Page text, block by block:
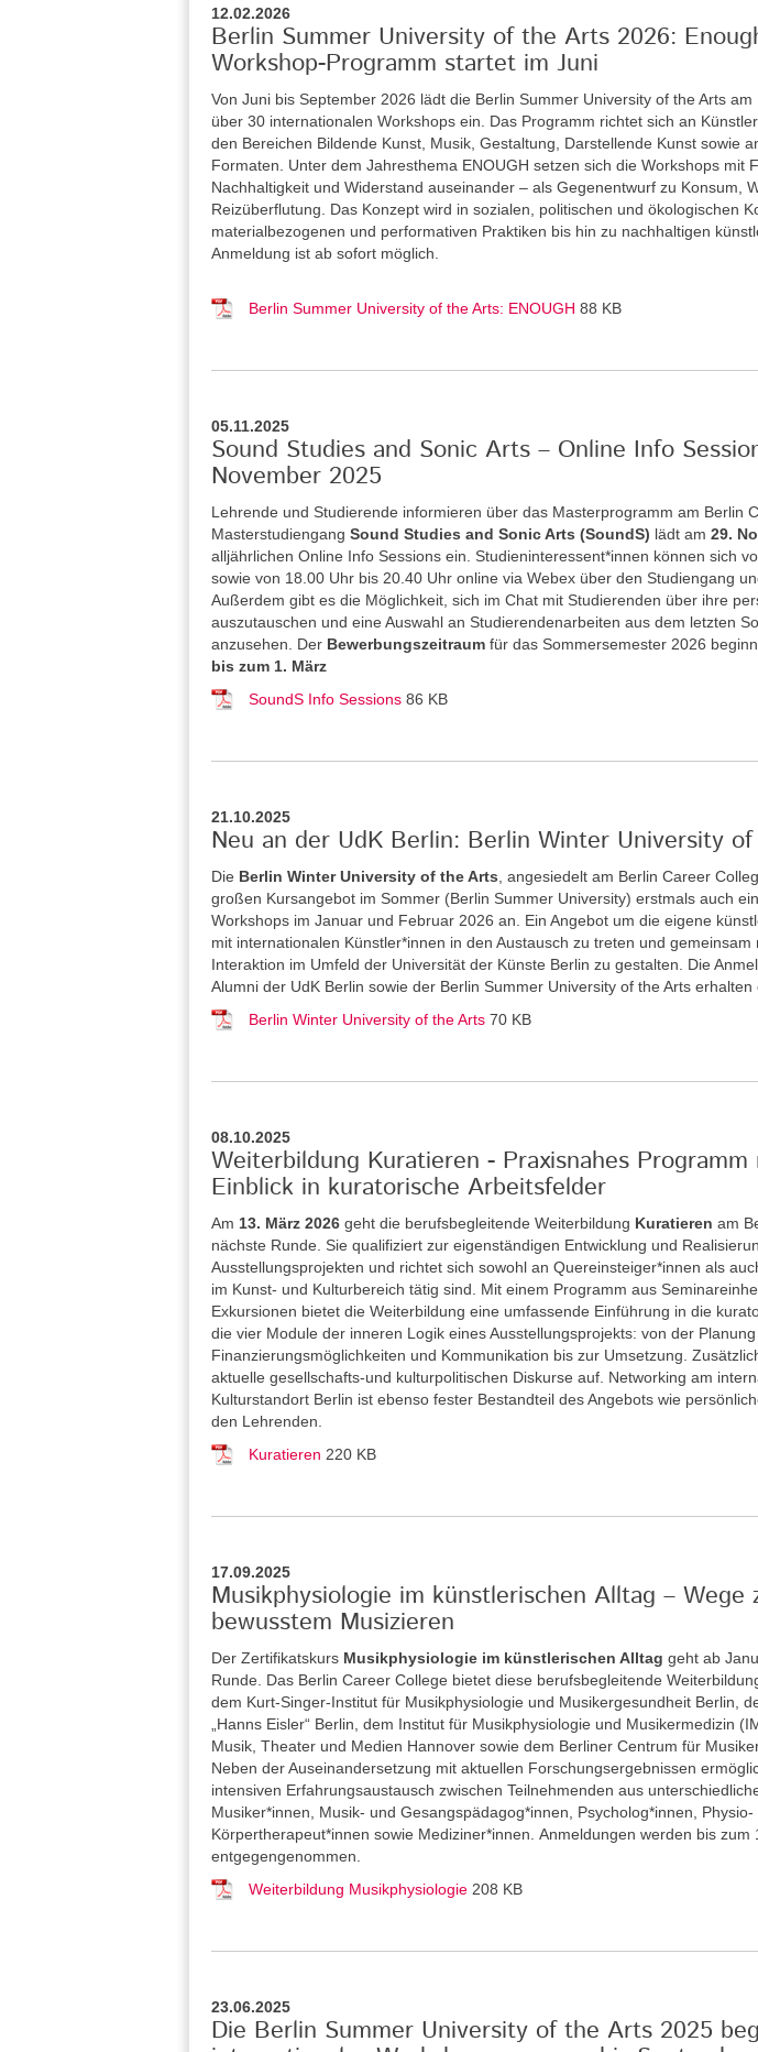
12.02.2026
Berlin Summer University of the Arts 2026:
Workshop-Programm startet im Juni
Von Juni bis September 2026 lädt die Berlin Summer University of the Arts
über 30 internationalen Workshops ein. Das Programm richtet sich an
den Bereichen Bildende Kunst, Musik, Gestaltung, Darstellende Kunst sowie
Formaten. Unter dem Jahresthema ENOUGH setzen sich die Workshops mit
Nachhaltigkeit und Widerstand auseinander – als Gegenentwurf zu Konsum,
Reizüberflutung. Das Konzept wird in sozialen, politischen und ökologischen
materialbezogenen und performativen Praktiken bis hin zu nachhaltigen
Anmeldung ist ab sofort möglich.
Berlin Summer University of the Arts: ENOUGH 88 KB
05.11.2025
Sound Studies and Sonic Arts – Online Info
November 2025
Lehrende und Studierende informieren über das Masterprogramm am Berlin
Masterstudiengang Sound Studies and Sonic Arts (SoundS) lädt am 29.
alljährlichen Online Info Sessions ein. Studieninteressent*innen können sich
sowie von 18.00 Uhr bis 20.40 Uhr online via Webex über den Studiengang
Außerdem gibt es die Möglichkeit, sich im Chat mit Studierenden über ihre
auszutauschen und eine Auswahl an Studierendenarbeiten aus dem letzten
anzusehen. Der Bewerbungszeitraum für das Sommersemester 2026
bis zum 1. März
SoundS Info Sessions 86 KB
21.10.2025
Neu an der UdK Berlin: Berlin Winter University
Die Berlin Winter University of the Arts , angesiedelt am Berlin Career
großen Kursangebot im Sommer (Berlin Summer University) erstmals auch
Workshops im Januar und Februar 2026 an. Ein Angebot um die eigene
mit internationalen Künstler*innen in den Austausch zu treten und
Interaktion im Umfeld der Universität der Künste Berlin zu gestalten. Die
Alumni der UdK Berlin sowie der Berlin Summer University of the Arts erhalten
Berlin Winter University of the Arts 70 KB
08.10.2025
Weiterbildung Kuratieren - Praxisnahes
Einblick in kuratorische Arbeitsfelder
Am 13. März 2026 geht die berufsbegleitende Weiterbildung Kuratieren am
nächste Runde. Sie qualifiziert zur eigenständigen Entwicklung und
Ausstellungsprojekten und richtet sich sowohl an Quereinsteiger*innen als
im Kunst- und Kulturbereich tätig sind. Mit einem Programm aus
Exkursionen bietet die Weiterbildung eine umfassende Einführung in die
die vier Module der inneren Logik eines Ausstellungsprojekts: von der
Finanzierungsmöglichkeiten und Kommunikation bis zur Umsetzung.
aktuelle gesellschafts-und kulturpolitischen Diskurse auf. Networking am
Kulturstandort Berlin ist ebenso fester Bestandteil des Angebots wie
den Lehrenden.
Kuratieren 220 KB
17.09.2025
Musikphysiologie im künstlerischen Alltag – Wege
bewusstem Musizieren
Der Zertifikatskurs Musikphysiologie im künstlerischen Alltag geht ab
Runde. Das Berlin Career College bietet diese berufsbegleitende
dem Kurt-Singer-Institut für Musikphysiologie und Musikergesundheit Berlin,
„Hanns Eisler“ Berlin, dem Institut für Musikphysiologie und Musikermedizin
Musik, Theater und Medien Hannover sowie dem Berliner Centrum für
Neben der Auseinandersetzung mit aktuellen Forschungsergebnissen
intensiven Erfahrungsaustausch zwischen Teilnehmenden aus
Musiker*innen, Musik- und Gesangspädagog*innen, Psycholog*innen,
Körpertherapeut*innen sowie Mediziner*innen. Anmeldungen werden bis zum
entgegengenommen.
Weiterbildung Musikphysiologie 208 KB
23.06.2025
Die Berlin Summer University of the Arts 2025